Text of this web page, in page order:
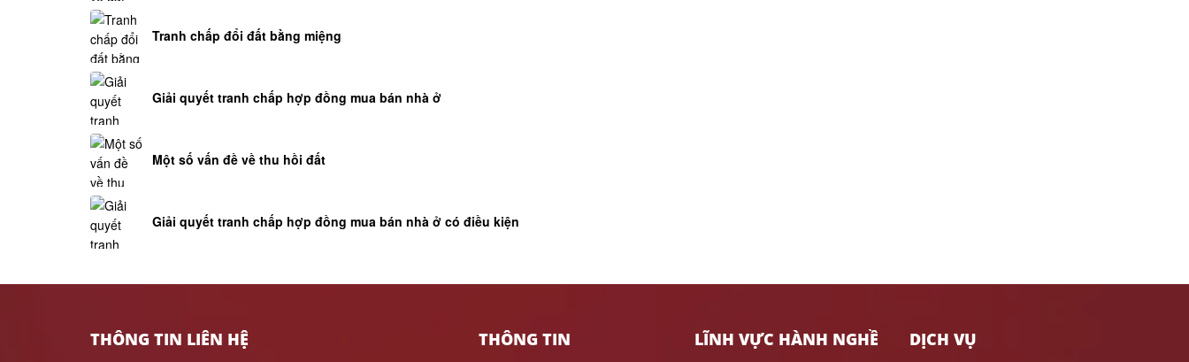
Tranh chấp đổi đất bằng miệng
Giải quyết tranh chấp hợp đồng mua bán nhà ở
Một số vấn đề về thu hồi đất
Giải quyết tranh chấp hợp đồng mua bán nhà ở có điều kiện
THÔNG TIN LIÊN HỆ THÔNG TIN LĨNH VỰC HÀNH NGHỀ DỊCH VỤ